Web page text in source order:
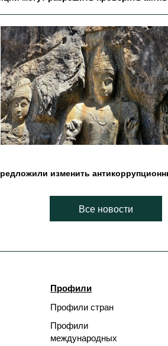
изменить
Все новости
Профили
Профили стран
Профили
международных